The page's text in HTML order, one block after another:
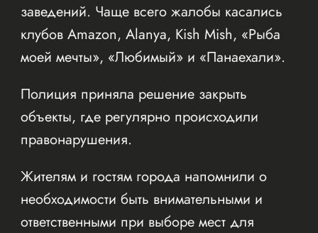
заведений. Чаще всего жалобы касались
клубов Amazon, Alanya, Kish Mish, «Рыба
моей мечты», «Любимый» и «Панаехали».
Полиция приняла решение закрыть
объекты, где регулярно происходили
правонарушения.
Жителям и гостям города напомнили о
необходимости быть внимательными и
ответственными при выборе мест для